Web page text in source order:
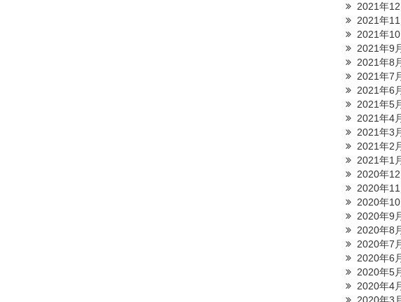
2021年12
2021年11
2021年10
2021年9
2021年8
2021年7
2021年6
2021年5
2021年4
2021年3
2021年2
2021年1
2020年12
2020年11
2020年10
2020年9
2020年8
2020年7
2020年6
2020年5
2020年4